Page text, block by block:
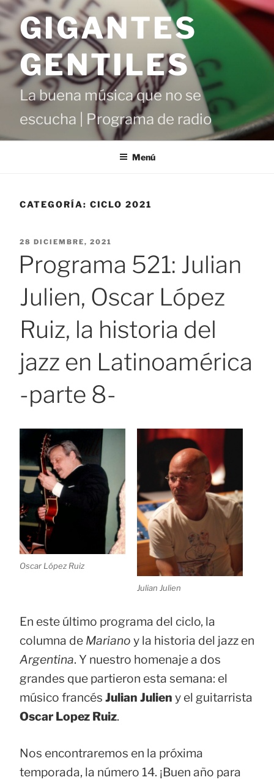
Saltar
contenido
GIGANTES
GENTILES
La buena música que no se
escucha | Programa de radio
Menú
CATEGORÍA: CICLO 2021
PUBLICADO
28 DICIEMBRE, 2021
Programa 521: Julian
Julien, Oscar López
Ruiz, la historia del
jazz en Latinoamérica
-parte 8-
Oscar López Ruiz
Julian Julien
En este último programa del ciclo, la
columna de Mariano y la historia del jazz en
Argentina. Y nuestro homenaje a dos
grandes que partieron esta semana: el
músico francés Julian Julien y el guitarrista
Oscar Lopez Ruiz.
Nos encontraremos en la próxima
temporada, la número 14. ¡Buen año para